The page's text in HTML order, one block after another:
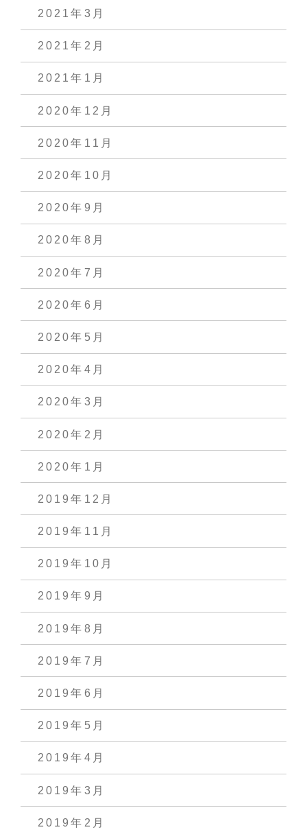
2021年3月
2021年2月
2021年1月
2020年12月
2020年11月
2020年10月
2020年9月
2020年8月
2020年7月
2020年6月
2020年5月
2020年4月
2020年3月
2020年2月
2020年1月
2019年12月
2019年11月
2019年10月
2019年9月
2019年8月
2019年7月
2019年6月
2019年5月
2019年4月
2019年3月
2019年2月